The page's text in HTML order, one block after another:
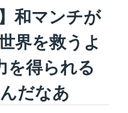
和マンチが
界を救うよ
を得られる
だなあ